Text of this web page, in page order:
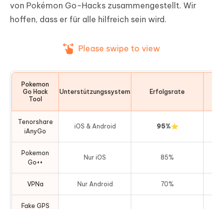
von Pokémon Go-Hacks zusammengestellt. Wir
hoffen, dass er für alle hilfreich sein wird.
Please swipe to view
Pokemon
Go Hack
Tool
Unterstützungssystem Erfolgsrate
Tenorshare
iAnyGo
iOS & Android 95%⭐
Pokemon
Go++
Nur iOS 85%
VPNa Nur Android 70%
Fake GPS